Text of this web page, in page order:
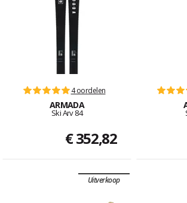
4 oordelen
ARMADA
Ski Arv 84
€ 352,82
Uitverkoop